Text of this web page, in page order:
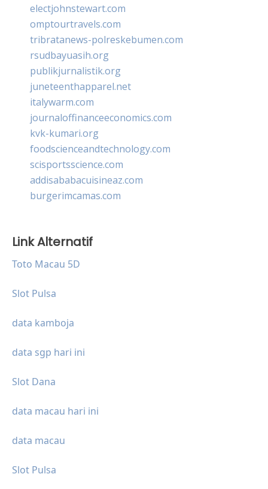
electjohnstewart.com
omptourtravels.com
tribratanews-polreskebumen.com
rsudbayuasih.org
publikjurnalistik.org
juneteenthapparel.net
italywarm.com
journaloffinanceeconomics.com
kvk-kumari.org
foodscienceandtechnology.com
scisportsscience.com
addisababacuisineaz.com
burgerimcamas.com
Link Alternatif
Toto Macau 5D
Slot Pulsa
data kamboja
data sgp hari ini
Slot Dana
data macau hari ini
data macau
Slot Pulsa